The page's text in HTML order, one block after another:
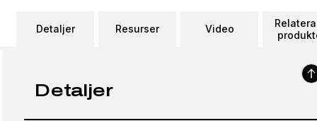
Detaljer Resurser Video
Detaljer